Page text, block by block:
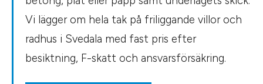
Vi lägger om hela tak på friliggande villor och
radhus i Svedala med fast pris efter
besiktning, F-skatt och ansvarsförsäkring.